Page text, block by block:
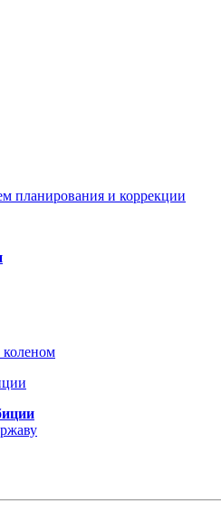
планирования и коррекции